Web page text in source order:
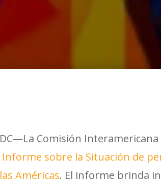
Comisión
Informe sobre la Situación de
Américas. El informe brinda